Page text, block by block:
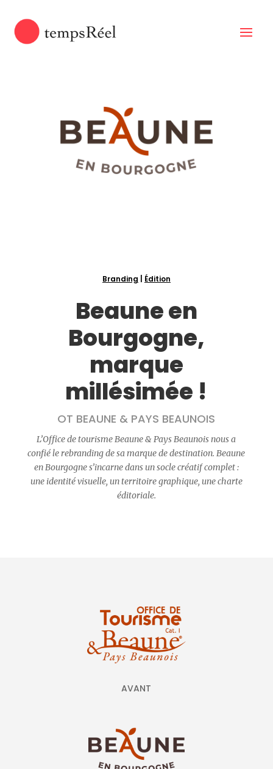
Branding Édition
Beaune en
Bourgogne,
marque
millésimée !
OT BEAUNE & PAYS BEAUNOIS
L’Office de tourisme Beaune & Pays Beaunois nous a
confié le rebranding de sa marque de destination. Beaune
en Bourgogne s’incarne dans un socle créatif complet :
une identité visuelle, un territoire graphique, une charte
éditoriale.
AVANT